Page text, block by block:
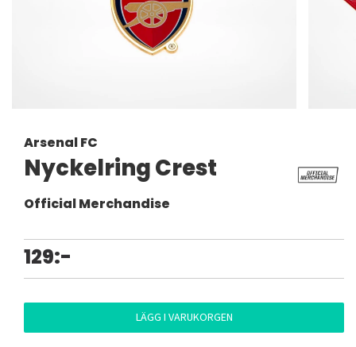
Arsenal FC
Nyckelring Crest
Official Merchandise
129:-
LÄGG I VARUKORGEN